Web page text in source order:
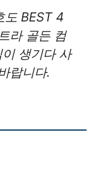
도 BEST 4
라 골든 컴
생기다 사
랍니다.